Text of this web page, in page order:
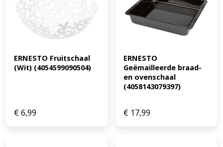
ERNESTO Fruitschaal
(Wit) (4054599090504)
€6,99
ERNESTO
Geëmailleerde braad-
en ovenschaal
(4058143079397)
€ 17,99